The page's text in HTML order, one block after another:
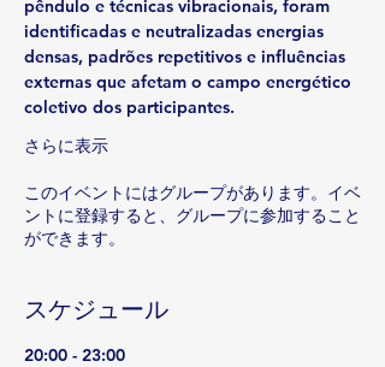
pêndulo e técnicas vibracionais, foram
identificadas e neutralizadas energias
densas, padrões repetitivos e influências
externas que afetam o campo energético
coletivo dos participantes.
さらに表示
このイベントにはグループがあります。イベ
ントに登録すると、グループに参加すること
ができます。
スケジュール
20:00 - 23:00